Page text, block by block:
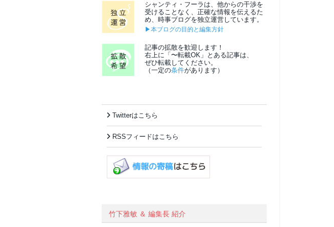
シャンティ・フーラは、他からの干渉を
受けることなく、正確な情報を伝えるた
め、時事ブログを独立運営しています。
▶本ブログの目的と編集方針
記事の拡散を歓迎します！
右上に「〜転載OK」とある記事は、
ぜひ転載してください。
（一定の条件があります）
Twitterはこちら
RSSフィードはこちら
竹下雅敏 ＆ 編集長 紹介